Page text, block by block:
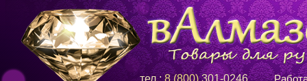
тел.:8 (800)301-0246